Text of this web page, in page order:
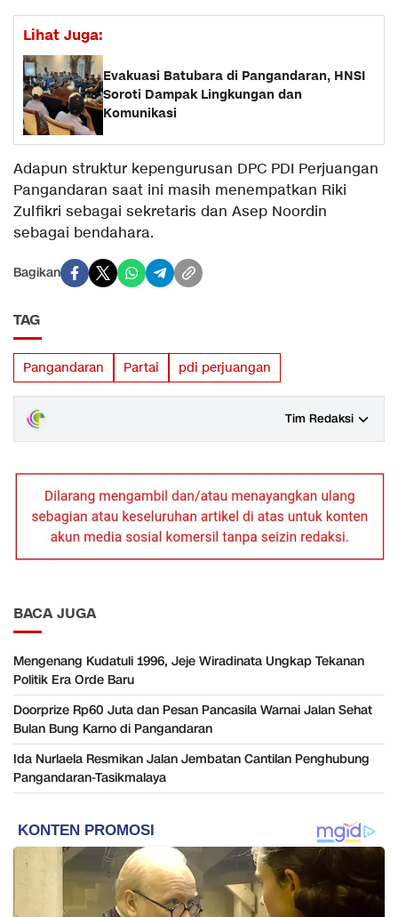
Lihat Juga:
Evakuasi Batubara di Pangandaran, HNSI
Soroti Dampak Lingkungan dan
Komunikasi
Adapun struktur kepengurusan DPC PDI Perjuangan
Pangandaran saat ini masih menempatkan Riki
Zulfikri sebagai sekretaris dan Asep Noordin
sebagai bendahara.
Bagikan
TAG
Pangandaran Partai pdi perjuangan
Tim Redaksi
BACA JUGA
Mengenang Kudatuli 1996, Jeje Wiradinata Ungkap Tekanan
Politik Era Orde Baru
Doorprize Rp60 Juta dan Pesan Pancasila Warnai Jalan Sehat
Bulan Bung Karno di Pangandaran
Ida Nurlaela Resmikan Jalan Jembatan Cantilan Penghubung
Pangandaran-Tasikmalaya